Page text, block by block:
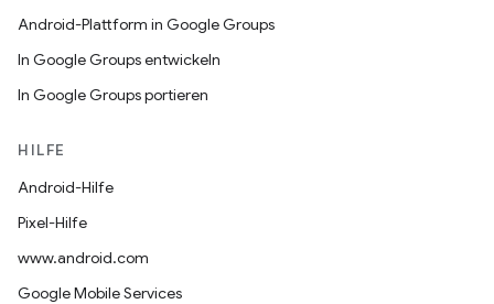
Android-Plattform in Google Groups
In Google Groups entwickeln
In Google Groups portieren
HILFE
Android-Hilfe
Pixel-Hilfe
www.android.com
Google Mobile Services